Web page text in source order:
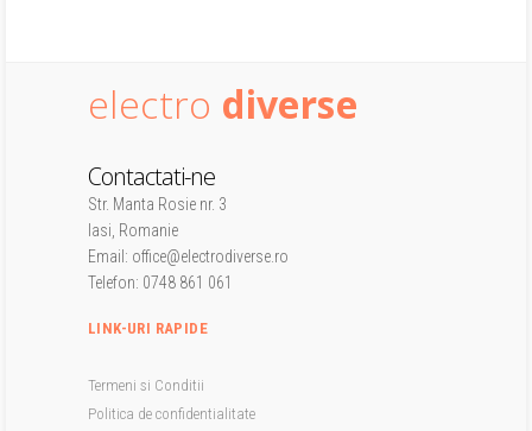
electro diverse
Contactati-ne
Str. Manta Rosie nr. 3
Iasi, Romanie
Email: office@electrodiverse.ro
Telefon: 0748 861 061
LINK-URI RAPIDE
Termeni si Conditii
Politica de confidentialitate